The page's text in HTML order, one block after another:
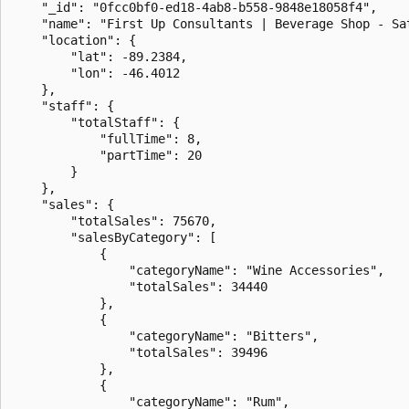
    "_id": "0fcc0bf0-ed18-4ab8-b558-9848e18058f4",
"name": "First Up Consultants | Beverage Shop -
    "location": {
        "lat": -89.2384,
        "lon": -46.4012
    },
    "staff": {
        "totalStaff": {
            "fullTime": 8,
            "partTime": 20
        }
    },
    "sales": {
        "totalSales": 75670,
        "salesByCategory": [
            {
                "categoryName": "Wine Accessories",
                "totalSales": 34440
            },
            {
                "categoryName": "Bitters",
                "totalSales": 39496
            },
            {
                "categoryName": "Rum",